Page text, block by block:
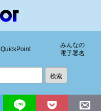
QuickPoint
みんなの
電子署名